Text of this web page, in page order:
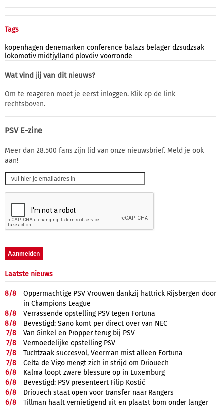
Tags
kopenhagen denemarken conference balazs belager dzsudzsak
lokomotiv midtjylland plovdiv voorronde
Wat vind jij van dit nieuws?
Om te reageren moet je eerst inloggen. Klik op de link
rechtsboven.
PSV E-zine
Meer dan 28.500 fans zijn lid van onze nieuwsbrief. Meld je ook
aan!
Laatste nieuws
8/8
Oppermachtige PSV Vrouwen dankzij hattrick Rijsbergen door
in Champions League
8/8
Verrassende opstelling PSV tegen Fortuna
8/8
Bevestigd: Sano komt per direct over van NEC
7/8
Van Ginkel en Pröpper terug bij PSV
7/8
Vermoedelijke opstelling PSV
7/8
Tuchtzaak succesvol, Veerman mist alleen Fortuna
7/8
Celta de Vigo mengt zich in strijd om Driouech
6/8
Kalma loopt zware blessure op in Luxemburg
6/8
Bevestigd: PSV presenteert Filip Kostić
6/8
Driouech staat open voor transfer naar Rangers
6/8
Tillman haalt vernietigend uit en plaatst bom onder langer